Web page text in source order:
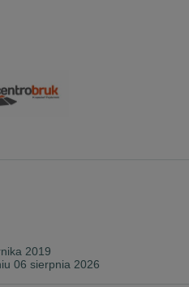
2019
06 sierpnia 2026